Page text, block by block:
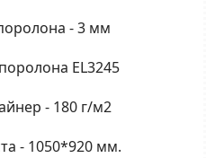
- 3 мм
EL3245
- 180 г/м2
- 1050*920 мм.